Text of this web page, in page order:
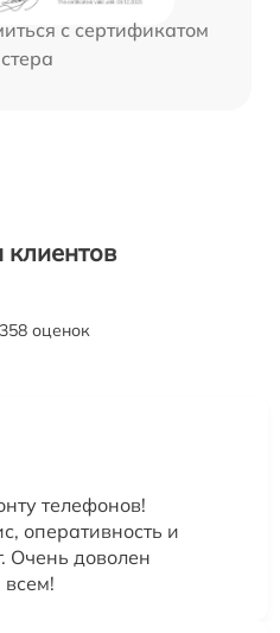
с сертификатом
оценок
телефонов!
оперативность и
Очень доволен